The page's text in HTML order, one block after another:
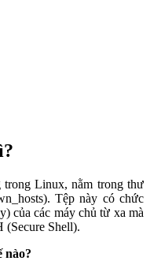
trong Linux, nằm trong thư
Tệp này có chức
của các máy chủ từ xa mà
(Secure Shell).
nào?